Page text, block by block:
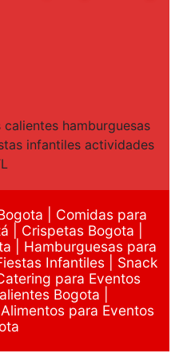
| Comidas para
| Crispetas Bogota |
| Hamburguesas para
Infantiles | Snack
para Eventos
Bogota |
para Eventos